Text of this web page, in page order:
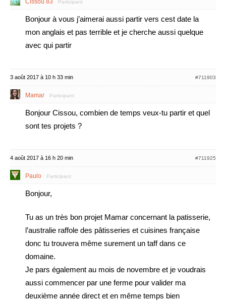
Cissou 83 Participant
Bonjour à vous j’aimerai aussi partir vers cest date la
mon anglais et pas terrible et je cherche aussi quelque
avec qui partir
3 août 2017 à 10 h 33 min #711903
Mamar Participant
Bonjour Cissou, combien de temps veux-tu partir et quel
sont tes projets ?
4 août 2017 à 16 h 20 min #711925
Paulo Participant
Bonjour,
Tu as un très bon projet Mamar concernant la patisserie,
l’australie raffole des pâtisseries et cuisines française
donc tu trouvera même surement un taff dans ce
domaine.
Je pars également au mois de novembre et je voudrais
aussi commencer par une ferme pour valider ma
deuxième année direct et en même temps bien